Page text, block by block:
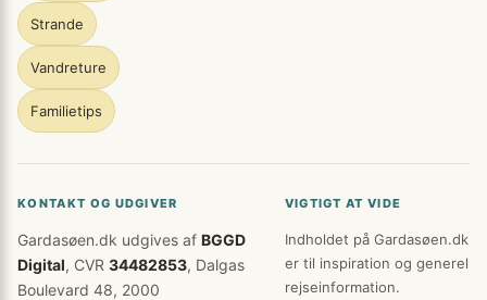
Strande
Vandreture
Familietips
KONTAKT OG UDGIVER
Gardasøen.dk udgives af BGGD
Digital, CVR 34482853, Dalgas
Boulevard 48, 2000
VIGTIGT AT VIDE
Indholdet på Gardasøen.dk
er til inspiration og generel
rejseinformation.